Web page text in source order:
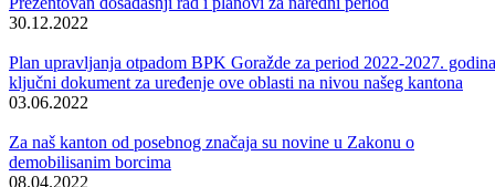
utvrđeni kriteriji dobro doći prilikom njihovog otkupa i pretvaranja u
Na kriterije za otkup stanova, kako je utvrđeno ovom uredbom, ne
utiče njihovo trenutno korišćenje. Cijena otkupa je fiksna i iznosi 600
KM po jednom metru kvadratnom, a interesantno je navesti da je
1992. godine bili zaposleni u preduzećima čiji su to stanovi.
Prema riječima ministra Nedimovića, usvajanje ove uredbe olakšaće i
ubrzati proces dodjele i otkupa stanova privatiziranih preduzeća, koji